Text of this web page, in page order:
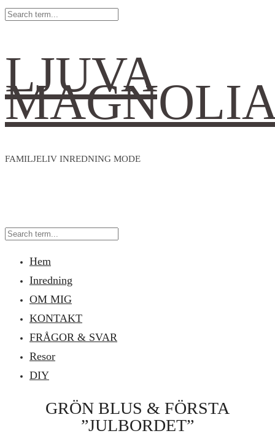
LJUVA
FAMILJELIV INREDNING MODE
Hem
Inredning
OM MIG
KONTAKT
FRÅGOR & SVAR
Resor
DIY
GRÖN BLUS & FÖRSTA
”JULBORDET”